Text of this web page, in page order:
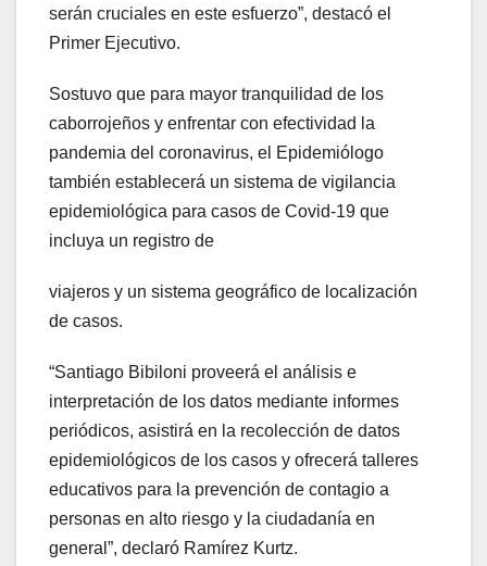
serán cruciales en este esfuerzo”, destacó el
Primer Ejecutivo.
Sostuvo que para mayor tranquilidad de los
caborrojeños y enfrentar con efectividad la
pandemia del coronavirus, el Epidemiólogo
también establecerá un sistema de vigilancia
epidemiológica para casos de Covid-19 que
incluya un registro de
viajeros y un sistema geográfico de localización
de casos.
“Santiago Bibiloni proveerá el análisis e
interpretación de los datos mediante informes
periódicos, asistirá en la recolección de datos
epidemiológicos de los casos y ofrecerá talleres
educativos para la prevención de contagio a
personas en alto riesgo y la ciudadanía en
general”, declaró Ramírez Kurtz.